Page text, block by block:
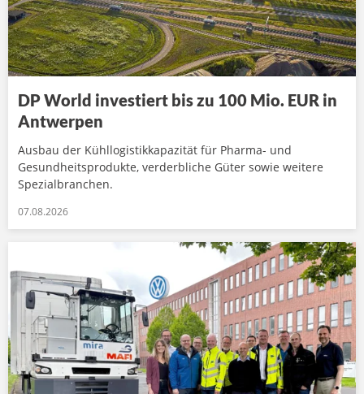
DP World investiert bis zu 100 Mio. EUR in
Antwerpen
Ausbau der Kühllogistikkapazität für Pharma- und
Gesundheitsprodukte, verderbliche Güter sowie weitere
Spezialbranchen.
07.08.2026